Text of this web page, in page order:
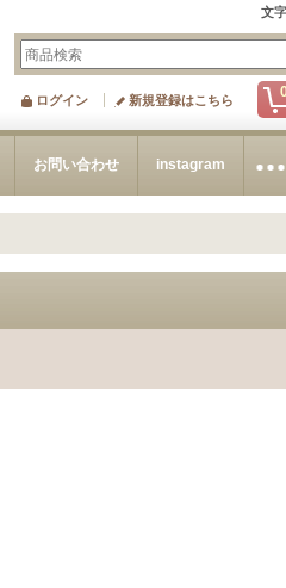
文
ログイン 新規登録はこちら
お問い合わせ instagram